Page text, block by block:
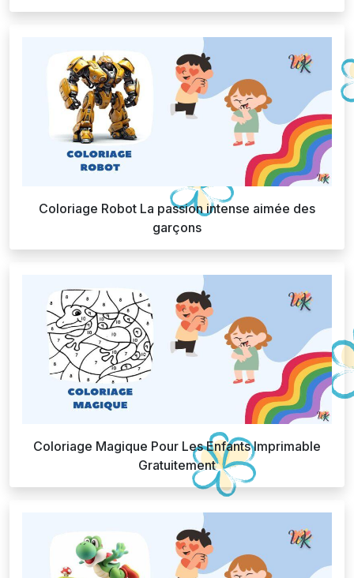
Coloriage Robot La passion intense aimée des
garçons
Coloriage Magique Pour Les Enfants Imprimable
Gratuitement